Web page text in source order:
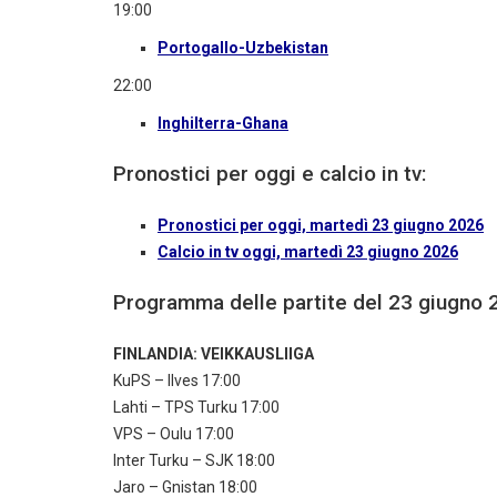
19:00
Portogallo-Uzbekistan
22:00
Inghilterra-Ghana
Pronostici per oggi e calcio in tv:
Pronostici per oggi, martedì 23 giugno 2026
Calcio in tv oggi, martedì 23 giugno 2026
Programma delle partite del 23 giugno
FINLANDIA: VEIKKAUSLIIGA
KuPS – Ilves 17:00
Lahti – TPS Turku 17:00
VPS – Oulu 17:00
Inter Turku – SJK 18:00
Jaro – Gnistan 18:00